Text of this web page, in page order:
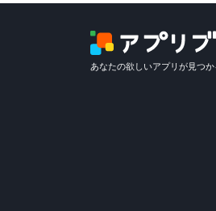
あなたの欲しいアプリが見つか